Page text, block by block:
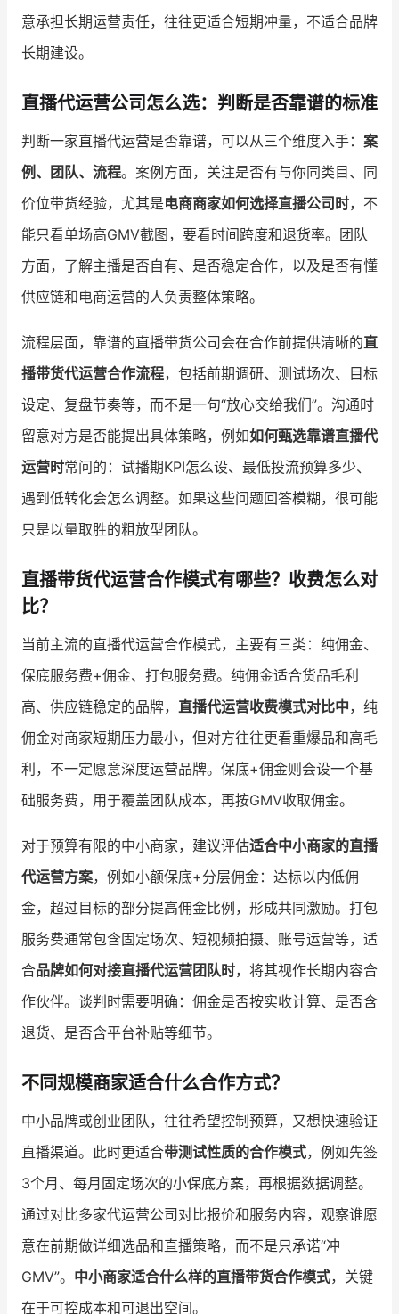
意承担长期运营责任，往往更适合短期冲量，不适合品牌
长期建设。
直播代运营公司怎么选：判断是否靠谱的标准
判断一家直播代运营是否靠谱，可以从三个维度入手： 案
例、团队、流程。案例方面，关注是否有与你同类目、同
价位带货经验，尤其是电商商家如何选择直播公司时，不
能只看单场高GMV截图，要看时间跨度和退货率。团队
方面，了解主播是否自有、是否稳定合作，以及是否有懂
供应链和电商运营的人负责整体策略。
流程层面，靠谱的直播带货公司会在合作前提供清晰的直
播带货代运营合作流程，包括前期调研、测试场次、目标
设定、复盘节奏等，而不是一句“放心交给我们”。沟通时
留意对方是否能提出具体策略，例如如何甄选靠谱直播代
运营时常问的：试播期KPI怎么设、最低投流预算多少、
遇到低转化会怎么调整。如果这些问题回答模糊，很可能
只是以量取胜的粗放型团队。
直播带货代运营合作模式有哪些？收费怎么对
比？
当前主流的直播代运营合作模式，主要有三类：纯佣金、
保底服务费+佣金、打包服务费。纯佣金适合货品毛利
高、供应链稳定的品牌， 直播代运营收费模式对比中，纯
佣金对商家短期压力最小，但对方往往更看重爆品和高毛
利，不一定愿意深度运营品牌。保底+佣金则会设一个基
础服务费，用于覆盖团队成本，再按GMV收取佣金。
对于预算有限的中小商家，建议评估适合中小商家的直播
代运营方案，例如小额保底+分层佣金：达标以内低佣
金，超过目标的部分提高佣金比例，形成共同激励。打包
服务费通常包含固定场次、短视频拍摄、账号运营等，适
合品牌如何对接直播代运营团队时，将其视作长期内容合
作伙伴。谈判时需要明确：佣金是否按实收计算、是否含
退货、是否含平台补贴等细节。
不同规模商家适合什么合作方式？
中小品牌或创业团队，往往希望控制预算，又想快速验证
直播渠道。此时更适合带测试性质的合作模式，例如先签
3个月、每月固定场次的小保底方案，再根据数据调整。
通过对比多家代运营公司对比报价和服务内容，观察谁愿
意在前期做详细选品和直播策略，而不是只承诺“冲
GMV”。 中小商家适合什么样的直播带货合作模式，关键
在于可控成本和可退出空间。